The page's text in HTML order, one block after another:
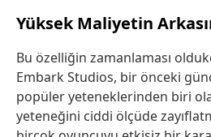
Yüksek Maliyetin
Bu özelliğin zamanlaması
Embark Studios, bir önceki
popüler yeteneklerinden biri
yeteneğini ciddi ölçüde